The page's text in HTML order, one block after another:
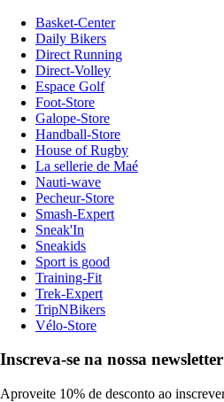
Basket-Center
Daily Bikers
Direct Running
Direct-Volley
Espace Golf
Foot-Store
Galope-Store
Handball-Store
House of Rugby
La sellerie de Maé
Nauti-wave
Pecheur-Store
Smash-Expert
Sneak'In
Sneakids
Sport is good
Training-Fit
Trek-Expert
TripNBikers
Vélo-Store
Inscreva-se na nossa newsletter
Aproveite 10% de desconto ao